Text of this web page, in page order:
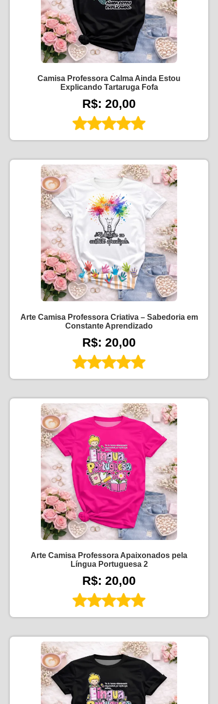
Camisa Professora Calma Ainda Estou
Explicando Tartaruga Fofa
R$: 20,00
Arte Camisa Professora Criativa – Sabedoria em
Constante Aprendizado
R$: 20,00
Arte Camisa Professora Apaixonados pela
Língua Portuguesa 2
R$: 20,00